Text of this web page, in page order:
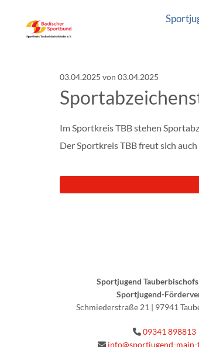
03.04.2025 von 03.04.2025
Im Sportkreis TBB stehen
Der Sportkreis TBB freut sich
Sportjugend
Sportjugend-
Schmiederstraße 21 | 97941
 09341 898813
 info@sportjugend-main-